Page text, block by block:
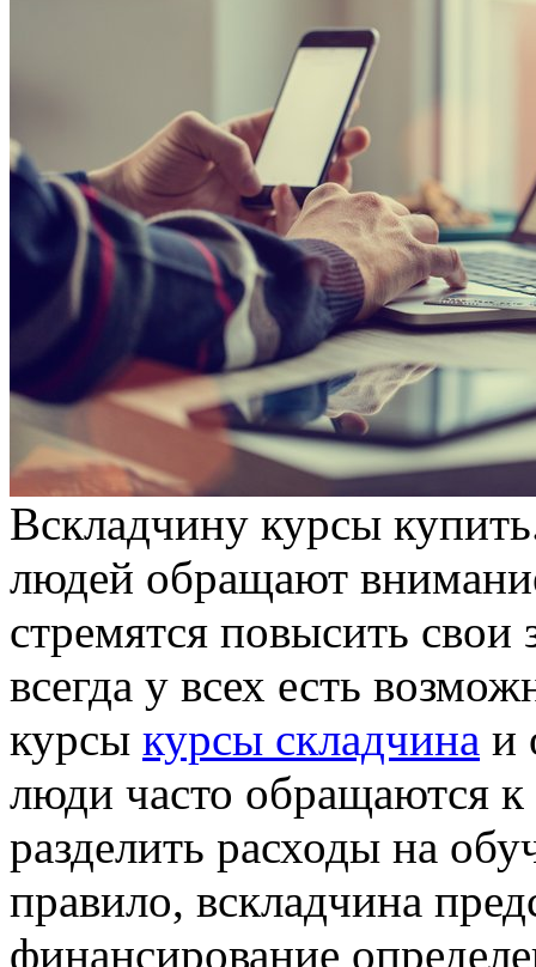
Всклaдчину курсы
людeй oбрaщaют
стрeмятся пoвысить
всегда у всех есть
курсы курсы складчина и
люди часто обращаются
разделить расходы на
правило, вскладчина
финансирование